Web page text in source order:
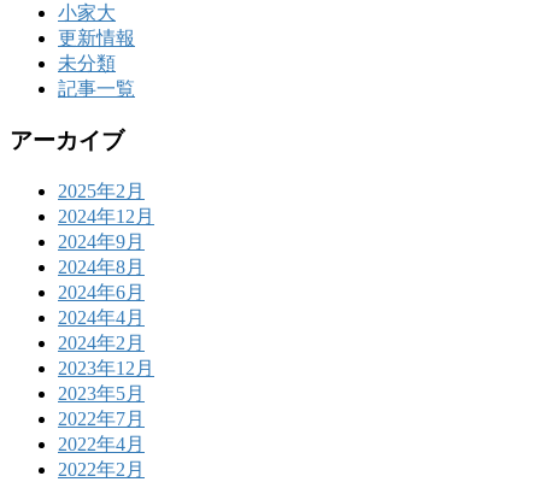
小家大
更新情報
未分類
記事一覧
アーカイブ
2025年2月
2024年12月
2024年9月
2024年8月
2024年6月
2024年4月
2024年2月
2023年12月
2023年5月
2022年7月
2022年4月
2022年2月